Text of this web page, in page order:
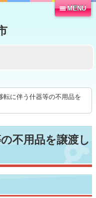
MENU
転に伴う什器等の不用品を
不用品を譲渡し